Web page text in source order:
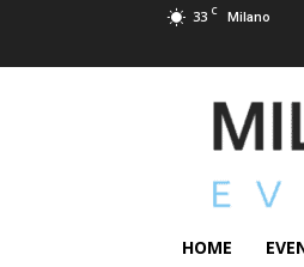
33 C Milano
HOME